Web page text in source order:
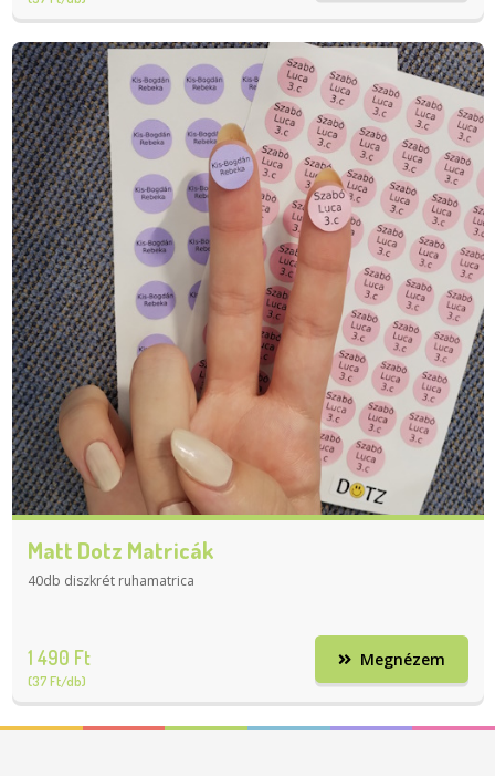
Matt Dotz Matricák
40db diszkrét ruhamatrica
1 490 Ft
(37 Ft/db)
Megnézem